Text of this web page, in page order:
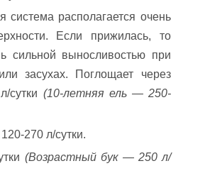
система располагается очень
Если прижилась, то
сильной выносливостью при
засухах. Поглощает через
сутки (10-летняя ель — 250-
270 л/сутки.
(Возрастный бук — 250 л/